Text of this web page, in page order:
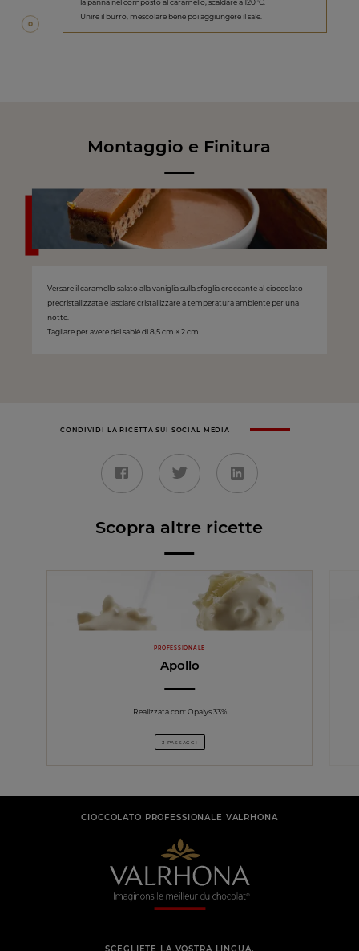
la panna nel composto al caramello, scaldare a 120°C.
Unire il burro, mescolare bene poi aggiungere il sale.
Montaggio e Finitura
Versare il caramello salato alla vaniglia sulla sfoglia croccante al cioccolato
precristallizzata e lasciare cristallizzare a temperatura ambiente per una
notte.
Tagliare per avere dei sablé di 8,5 cm × 2 cm.
CONDIVIDI LA RICETTA SUI SOCIAL MEDIA
Scopra altre ricette
PROFESSIONALE
Apollo
Realizzata con: Opalys 33%
3 PASSAGGI
CIOCCOLATO PROFESSIONALE VALRHONA
SCEGLIETE LA VOSTRA LINGUA.